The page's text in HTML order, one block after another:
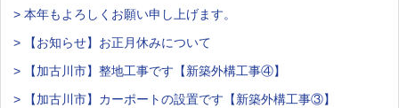
> 本年もよろしくお願い申し上げます。
> 【お知らせ】お正月休みについて
> 【加古川市】整地工事です【新築外構工事④】
> 【加古川市】カーポートの設置です【新築外構工事③】